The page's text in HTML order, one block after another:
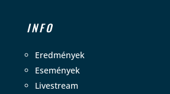
INFO
Eredmények
Események
Livestream